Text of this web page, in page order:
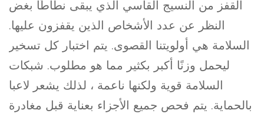
القفز من النسيج القاسي الذي يبقى نطاطًا بغض
النظر عن عدد الأشخاص الذين يقفزون عليها.
السلامة هي أولويتنا القصوى. يتم اختبار كل تسخير
ليحمل وزنًا أكبر بكثير مما هو مطلوب. شبكات
السلامة قوية ولكنها ناعمة ، لذلك يشعر لاعبا
بالحماية. يتم فحص جميع الأجزاء بعناية قبل مغادرة